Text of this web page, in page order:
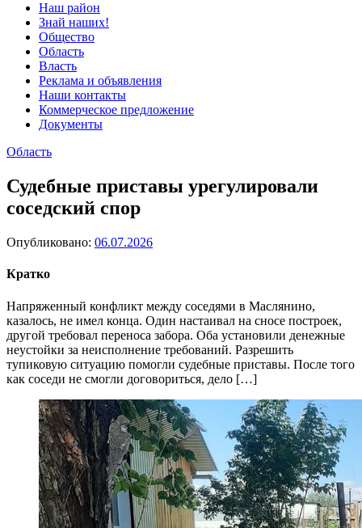
Наш район
Знай наших!
Общество
Область
Власть
Реклама и объявления
Наши контакты
Коммерческое предложение
Документы
Область
Судебные приставы урегулировали
соседский спор
Опубликовано: 06.07.2026
Кратко
Напряженный конфликт между соседями в Маслянино,
казалось, не имел конца. Один настаивал на сносе построек,
другой требовал переноса забора. Оба установили денежные
неустойки за неисполнение требований. Разрешить
тупиковую ситуацию помогли судебные приставы. После того
как соседи не смогли договориться, дело […]